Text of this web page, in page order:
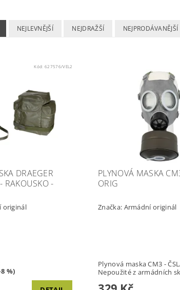
NEJLEVNĚJŠÍ NEJDRAŽŠÍ NEJPRODÁVANĚJŠÍ
Kód: 627576/VEL2
DRAEGER
-
originál
%)
PLYNOVÁ MASKA
ORIG
Značka: Armádní originál
Plynová maska CM3 -
Nepoužité z armádních